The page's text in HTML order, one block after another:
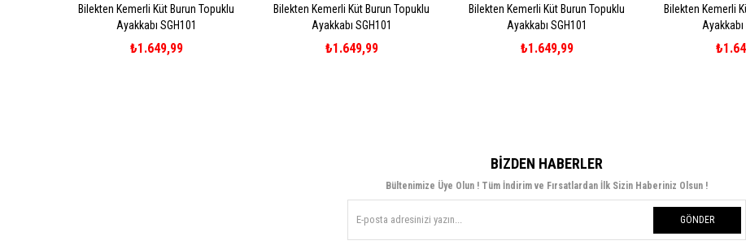
Bilekten Kemerli Küt Burun Topuklu
Ayakkabı SGH101
₺1.649,99
Bilekten Kemerli Küt Burun Topuklu
Ayakkabı SGH101
₺1.649,99
Bilekten Kemerli Küt Burun Topuklu
Ayakkabı SGH101
₺1.649,99
Bilekten Kemerli
Ayakkabı
BIZDEN HABERLER
Bültenimize Üye Olun ! Tüm İndirim ve Fırsatlardan İlk Sizin Haberiniz Olsun !
GÖNDER